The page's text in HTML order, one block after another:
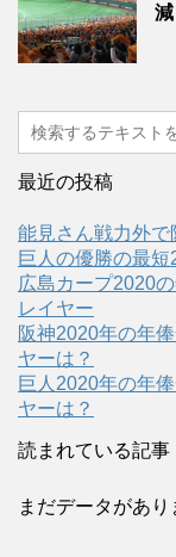
最近の投稿
能見さん戦力外で
巨人の優勝の最
広島カープ2020
レイヤー
阪神2020年の年
ヤーは？
巨人2020年の年
ヤーは？
読まれている記事
まだデータがあり